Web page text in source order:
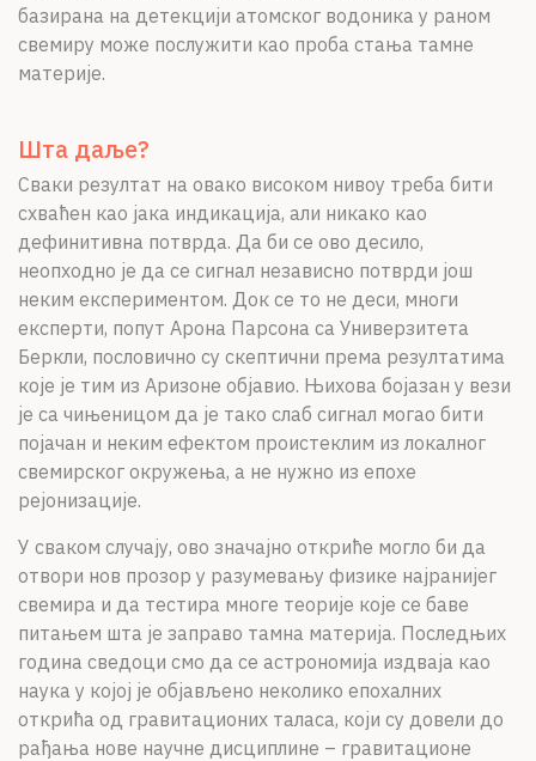
базирана на детекцији атомског водоника у раном
свемиру може послужити као проба стања тамне
материје.
Шта даље?
Сваки резултат на овако високом нивоу треба бити
схваћен као јака индикација, али никако као
дефинитивна потврда. Да би се ово десило,
неопходно је да се сигнал независно потврди још
неким експериментом. Док се то не деси, многи
експерти, попут Арона Парсона са Универзитета
Беркли, пословично су скептични према резултатима
које је тим из Аризоне објавио. Њихова бојазан у вези
је са чињеницом да је тако слаб сигнал могао бити
појачан и неким ефектом проистеклим из локалног
свемирског окружења, а не нужно из епохе
рејонизације.
У сваком случају, ово значајно откриће могло би да
отвори нов прозор у разумевању физике најранијег
свемира и да тестира многе теорије које се баве
питањем шта је заправо тамна материја. Последњих
година сведоци смо да се астрономија издваја као
наука у којој је објављено неколико епохалних
открића од гравитационих таласа, који су довели до
рађања нове научне дисциплине – гравитационе